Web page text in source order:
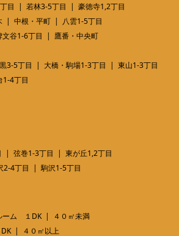
目 若林3-5丁目
豪徳寺1,2丁目
中根・平町
八雲1-5丁目
文谷1-6丁目
鷹番・中央町
3-5丁目 大橋・駒場1-3丁目
東山1-3丁目
1-4丁目
弦巻1-3丁目
東が丘1,2丁目
2-4丁目 駒沢1-5丁目
ーム １DK
４０㎡未満
４０㎡以上